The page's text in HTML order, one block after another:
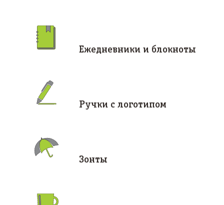
Ежедневники и блокноты
Ручки с логотипом
Зонты